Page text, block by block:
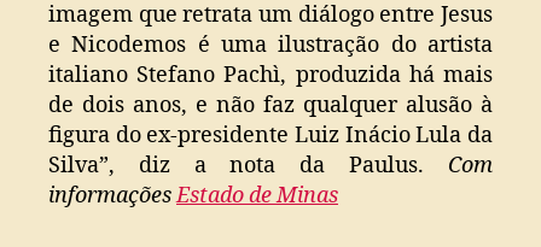
imagem que retrata um diálogo entre Jesus
e Nicodemos é uma ilustração do artista
italiano Stefano Pachì, produzida há mais
de dois anos, e não faz qualquer alusão à
figura do ex-presidente Luiz Inácio Lula da
Silva”, diz a nota da Paulus. Com
informaçõesEstado de Minas